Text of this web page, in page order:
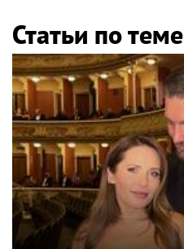
Статьи по теме